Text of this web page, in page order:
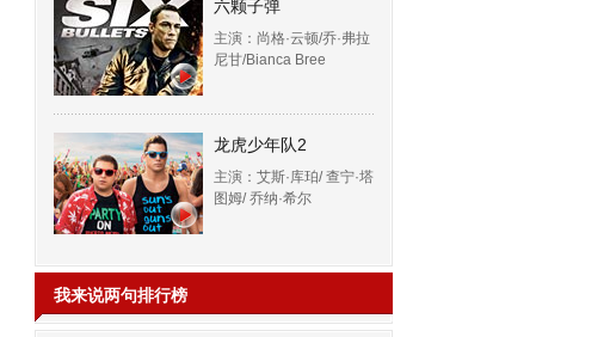
六颗子弹
主演：尚格·云顿/乔·弗拉
尼甘/Bianca Bree
龙虎少年队2
主演：艾斯·库珀/ 查宁·塔
图姆/ 乔纳·希尔
我来说两句排行榜